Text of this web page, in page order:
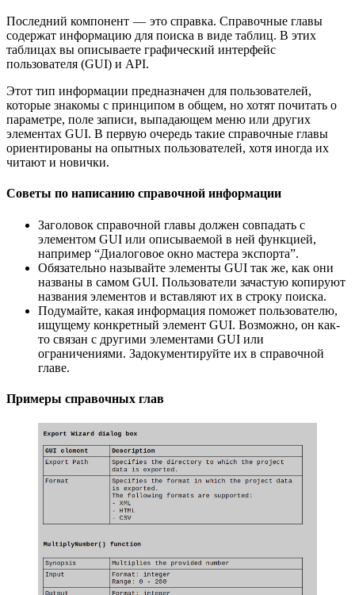
Последний компонент — это справка. Справочные главы
содержат информацию для поиска в виде таблиц. В этих
таблицах вы описываете графический интерфейс
пользователя (GUI) и API.
Этот тип информации предназначен для пользователей,
которые знакомы с принципом в общем, но хотят почитать о
параметре, поле записи, выпадающем меню или других
элементах GUI. В первую очередь такие справочные главы
ориентированы на опытных пользователей, хотя иногда их
читают и новички.
Советы по написанию справочной информации
Заголовок справочной главы должен совпадать с
элементом GUI или описываемой в ней функцией,
например “Диалоговое окно мастера экспорта”.
Обязательно называйте элементы GUI так же, как они
названы в самом GUI. Пользователи зачастую копируют
названия элементов и вставляют их в строку поиска.
Подумайте, какая информация поможет пользователю,
ищущему конкретный элемент GUI. Возможно, он как-
то связан с другими элементами GUI или
ограничениями. Задокументируйте их в справочной
главе.
Примеры справочных глав